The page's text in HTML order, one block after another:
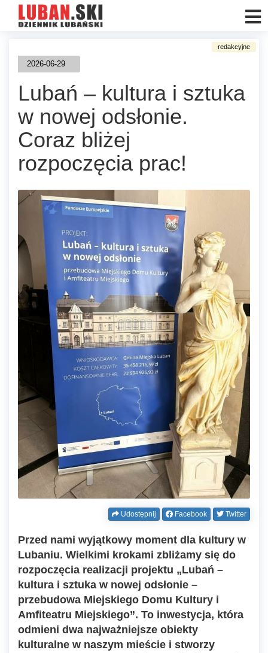
2026-06-29
Lubań – kultura i sztuka
w nowej odsłonie.
Coraz bliżej
rozpoczęcia prac!
Udostępnij Facebook Twitter
Przed nami wyjątkowy moment dla kultury w
Lubaniu. Wielkimi krokami zbliżamy się do
rozpoczęcia realizacji projektu „Lubań –
kultura i sztuka w nowej odsłonie –
przebudowa Miejskiego Domu Kultury i
Amfiteatru Miejskiego”. To inwestycja, która
odmieni dwa najważniejsze obiekty
kulturalne w naszym mieście i stworzy